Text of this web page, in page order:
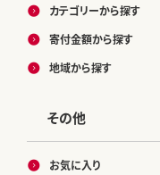
カテゴリーから探す
寄付金額から探す
地域から探す
その他
お気に入り